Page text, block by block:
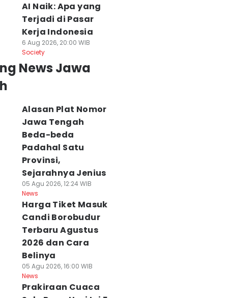
AI Naik: Apa yang
Terjadi di Pasar
Kerja Indonesia
6 Aug 2026, 20:00 WIB
Society
News Jawa
Alasan Plat Nomor
Jawa Tengah
Beda-beda
Padahal Satu
Provinsi,
Sejarahnya Jenius
05 Agu 2026, 12:24 WIB
News
Harga Tiket Masuk
Candi Borobudur
Terbaru Agustus
2026 dan Cara
Belinya
05 Agu 2026, 16:00 WIB
News
Prakiraan Cuaca